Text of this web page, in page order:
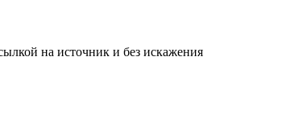
на источник и без искажения